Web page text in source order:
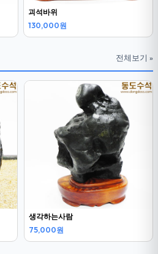
괴석바위
130,000원
전체보기 »
생각하는사람
75,000원